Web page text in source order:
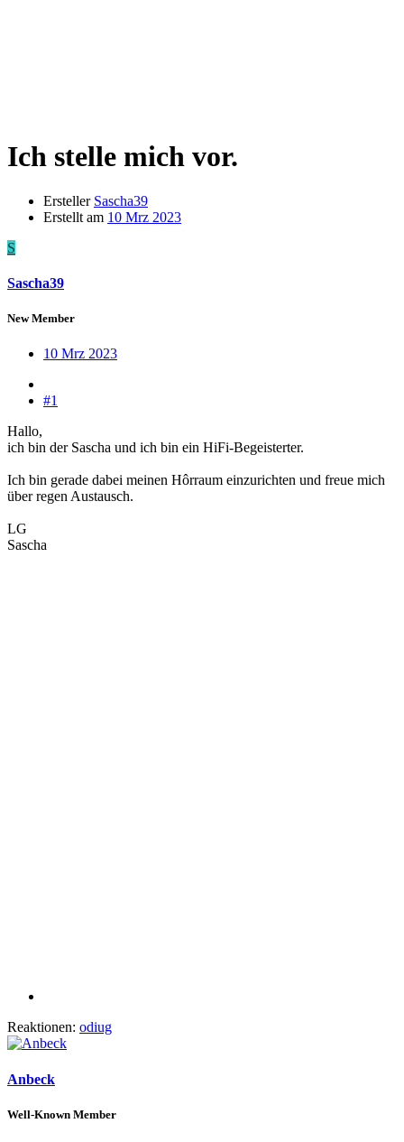
Ich stelle mich vor.
Ersteller Sascha39
Erstellt am 10 Mrz 2023
S
Sascha39
New Member
10 Mrz 2023
#1
Hallo,
ich bin der Sascha und ich bin ein HiFi-Begeisterter.
Ich bin gerade dabei meinen Hôrraum einzurichten und freue mich
über regen Austausch.
LG
Sascha
Reaktionen: odiug
Anbeck
Well-Known Member